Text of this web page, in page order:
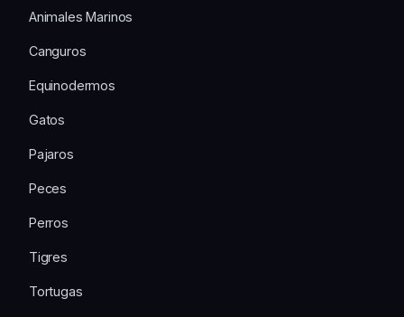
Animales Marinos
Canguros
Equinodermos
Gatos
Pajaros
Peces
Perros
Tigres
Tortugas